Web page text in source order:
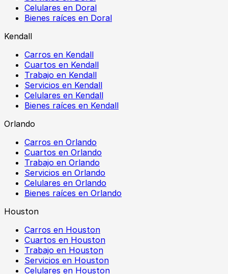
Celulares en Doral
Bienes raíces en Doral
Kendall
Carros en Kendall
Cuartos en Kendall
Trabajo en Kendall
Servicios en Kendall
Celulares en Kendall
Bienes raíces en Kendall
Orlando
Carros en Orlando
Cuartos en Orlando
Trabajo en Orlando
Servicios en Orlando
Celulares en Orlando
Bienes raíces en Orlando
Houston
Carros en Houston
Cuartos en Houston
Trabajo en Houston
Servicios en Houston
Celulares en Houston